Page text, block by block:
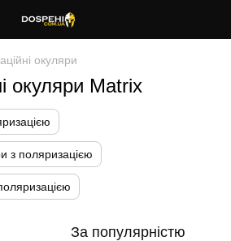
окуляри
окуляри Matrix
з поляризацією
За популярністю